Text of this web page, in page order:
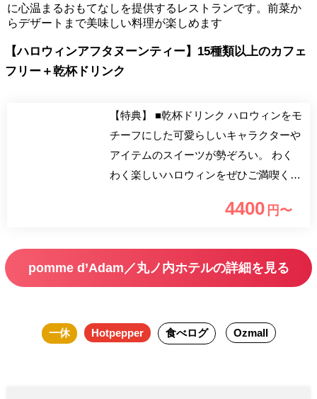
に心温まるおもてなしを提供するレストランです。前菜か
らデザートまで美味しい料理が楽しめます
【ハロウィンアフタヌーンティー】15種類以上のカフェ
フリー＋乾杯ドリンク
【特典】 ■乾杯ドリンク ハロウィンをモ
チーフにした可愛らしいキャラクターや
アイテムのスイーツが勢ぞろい。 わく
わく楽しいハロウィンをぜひご満喫くだ
4400 円〜
pomme d’Adam／丸ノ内ホテルの詳細を見る
一休 Hotpepper 食べログ Ozmall